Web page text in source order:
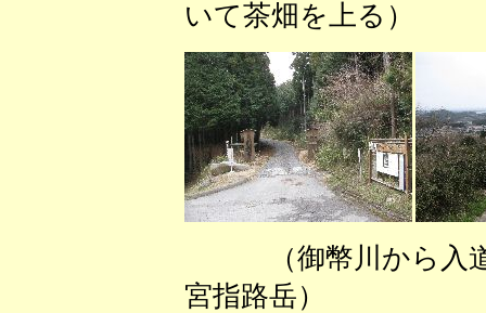
いて茶畑を上る
（御幣川から入
宮指路岳） （